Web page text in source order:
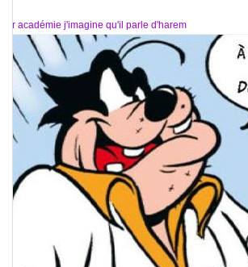
par académie j'imagine qu'il parle d'harem